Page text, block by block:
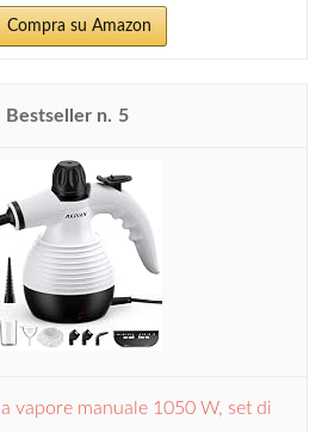
Compra su Amazon
5
vapore manuale 1050 W, set di